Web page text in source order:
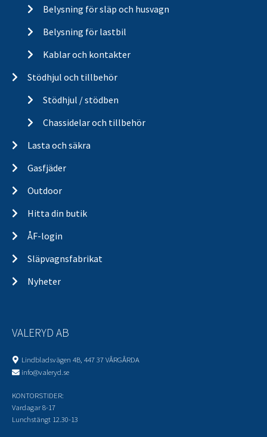
Belysning för släp och husvagn
Belysning för lastbil
Kablar och kontakter
Stödhjul och tillbehör
Stödhjul / stödben
Chassidelar och tillbehör
Lasta och säkra
Gasfjäder
Outdoor
Hitta din butik
ÅF-login
Släpvagnsfabrikat
Nyheter
VALERYD AB
Lindbladsvägen 4B, 447 37 VÅRGÅRDA
info@valeryd.se
KONTORSTIDER:
Vardagar 8-17
Lunchstängt 12.30-13